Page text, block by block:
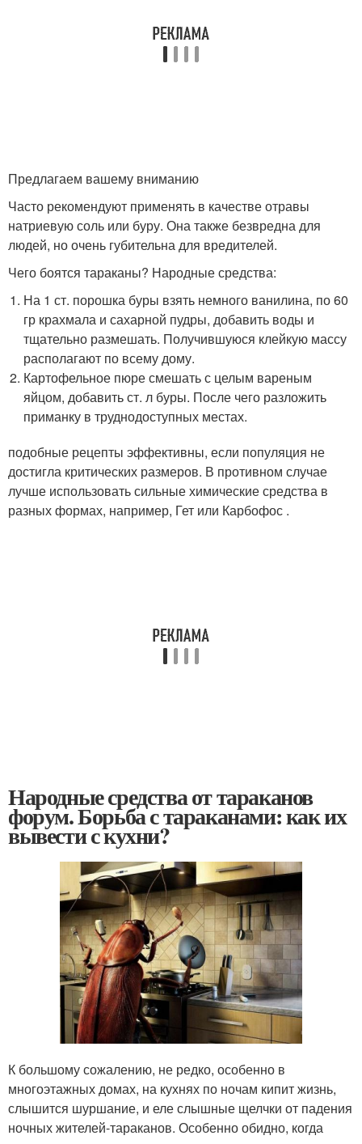
Предлагаем вашему вниманию
Часто рекомендуют применять в качестве отравы
натриевую соль или буру. Она также безвредна для
людей, но очень губительна для вредителей.
Чего боятся тараканы? Народные средства:
На 1 ст. порошка буры взять немного ванилина, по 60
гр крахмала и сахарной пудры, добавить воды и
тщательно размешать. Получившуюся клейкую массу
располагают по всему дому.
Картофельное пюре смешать с целым вареным
яйцом, добавить ст. л буры. После чего разложить
приманку в труднодоступных местах.
подобные рецепты эффективны, если популяция не
достигла критических размеров. В противном случае
лучше использовать сильные химические средства в
разных формах, например, Гет или Карбофос .
Народные средства от тараканов
форум. Борьба с тараканами: как их
вывести с кухни?
К большому сожалению, не редко, особенно в
многоэтажных домах, на кухнях по ночам кипит жизнь,
слышится шуршание, и еле слышные щелчки от падения
ночных жителей-тараканов. Особенно обидно, когда